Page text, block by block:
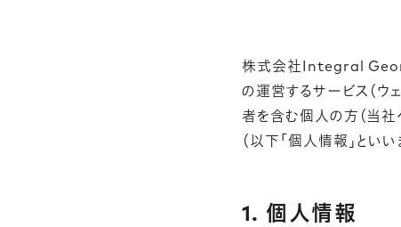
株式会社Integral
の運営するサービス（ウ
者を含む個人の方（当社
（以下「個人情報」とい
1. 個人情報